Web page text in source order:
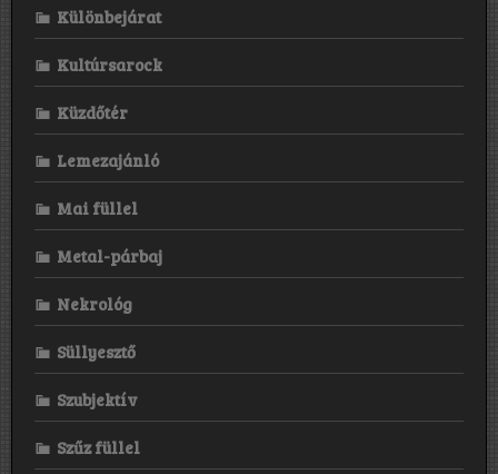
Különbejárat
Kultúrsarock
Küzdőtér
Lemezajánló
Mai füllel
Metal-párbaj
Nekrológ
Süllyesztő
Szubjektív
Szűz füllel